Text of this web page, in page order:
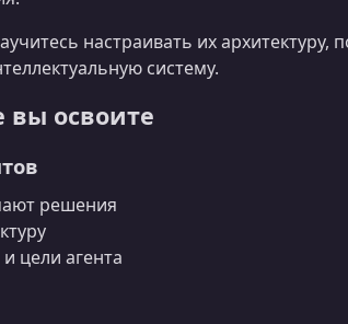
настраивать их архитектуру,
систему.
освоите
решения
цели агента